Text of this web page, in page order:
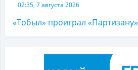
02:35, 7 августа 2026
«Тобыл» проиграл «Партизану»